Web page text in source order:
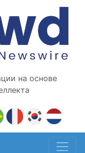
на основе